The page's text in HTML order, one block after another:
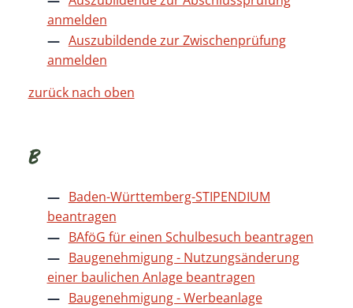
anmelden
Auszubildende zur Zwischenprüfung
anmelden
zurück nach oben
B
Baden-Württemberg-STIPENDIUM
beantragen
BAföG für einen Schulbesuch beantragen
Baugenehmigung - Nutzungsänderung
einer baulichen Anlage beantragen
Baugenehmigung - Werbeanlage